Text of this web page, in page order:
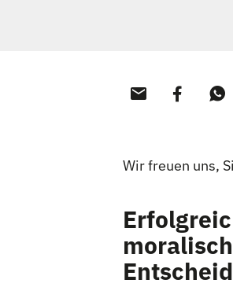
Wir freuen uns,